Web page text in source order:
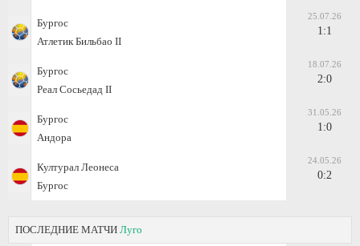
Бургос
Атлетик Бильбао II
25.07.26
1:1
Бургос
Реал Сосьедад II
18.07.26
2:0
Бургос
Андора
31.05.26
1:0
Културал Леонеса
Бургос
24.05.26
0:2
ПОСЛЕДНИЕ МАТЧИ Луго